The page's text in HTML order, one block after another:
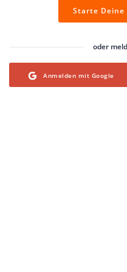
Starte Deine
oder
Login with Google